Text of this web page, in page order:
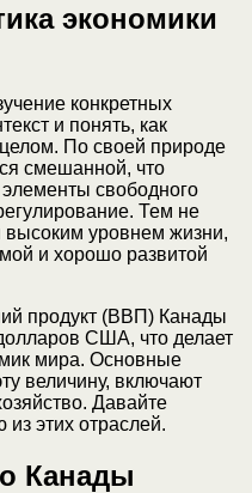
экономики
конкретных
и понять, как
По своей природе
смешанной, что
элементы свободного
Тем не
высоким уровнем жизни,
и хорошо развитой
продукт (ВВП) Канады
США, что делает
мира. Основные
величину, включают
Давайте
этих отраслей.
Канады